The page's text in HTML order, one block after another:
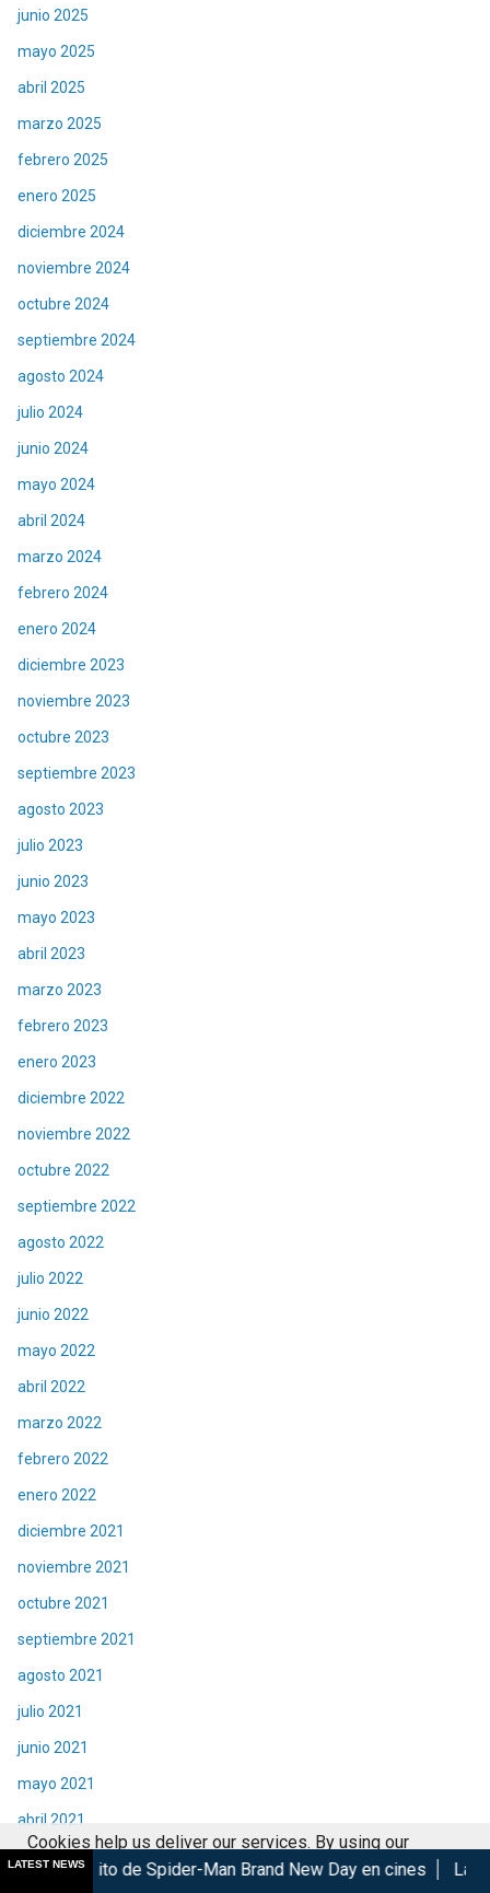
junio 2025
mayo 2025
abril 2025
marzo 2025
febrero 2025
enero 2025
diciembre 2024
noviembre 2024
octubre 2024
septiembre 2024
agosto 2024
julio 2024
junio 2024
mayo 2024
abril 2024
marzo 2024
febrero 2024
enero 2024
diciembre 2023
noviembre 2023
octubre 2023
septiembre 2023
agosto 2023
julio 2023
junio 2023
mayo 2023
abril 2023
marzo 2023
febrero 2023
enero 2023
diciembre 2022
noviembre 2022
octubre 2022
septiembre 2022
agosto 2022
julio 2022
junio 2022
mayo 2022
abril 2022
marzo 2022
febrero 2022
enero 2022
diciembre 2021
noviembre 2021
octubre 2021
septiembre 2021
agosto 2021
julio 2021
junio 2021
mayo 2021
abril 2021
marzo 2021
LATEST NEWS
Spider-Man Brand New Day en cines Las Lágrimas de
Cookies help us deliver our services. By using our
services, you agree to our use of cookies.
Got it